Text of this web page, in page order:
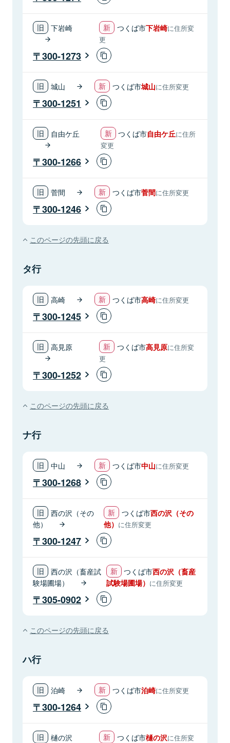
下岩崎 つくば市下岩崎に住所変
更
300-1273
城山 つくば市城山に住所変更
300-1251
自由ケ丘 つくば市自由ケ丘に住所
変更
300-1266
菅間 つくば市菅間に住所変更
300-1246
このページの先頭に戻る
タ行
高崎 つくば市高崎に住所変更
300-1245
高見原 つくば市高見原に住所変
更
300-1252
このページの先頭に戻る
ナ行
中山 つくば市中山に住所変更
300-1268
西の沢（その
他）
つくば市西の沢（その
他） に住所変更
300-1247
西の沢（畜産試
験場圃場）
つくば市西の沢（畜産
試験場圃場） に住所変更
305-0902
このページの先頭に戻る
ハ行
泊崎 つくば市泊崎に住所変更
300-1264
樋の沢 つくば市樋の沢に住所変